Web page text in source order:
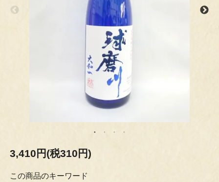
3,410円(税310円)
この商品のキーワード